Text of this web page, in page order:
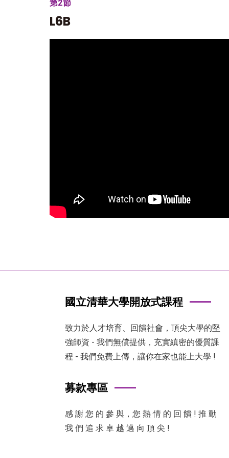
第2節
L6B
國立清華大學開放式課程
致力於人才培育、回饋社會，頂尖大學的堅
強師資 - 我們無償提供，充實縝密的優質課
程 - 我們免費上傳，讓你在家也能上大學 !
募款專區
感 謝 您 的 參 與，您 熱 情 的 回 饋 ! 推 動
我 們 追 求 卓 越 邁 向 頂 尖 !